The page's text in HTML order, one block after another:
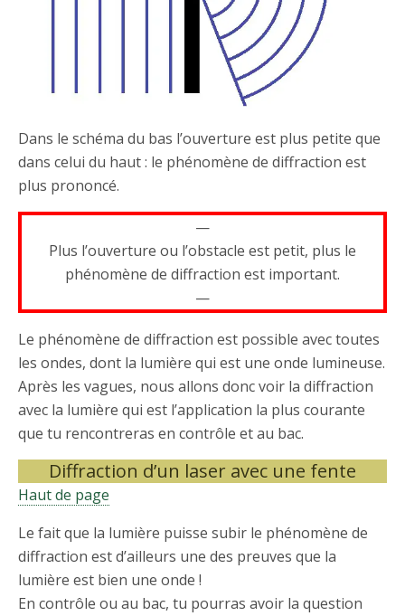
Dans le schéma du bas l’ouverture est plus petite que
dans celui du haut : le phénomène de diffraction est
plus prononcé.
—
Plus l’ouverture ou l’obstacle est petit, plus le
phénomène de diffraction est important.
—
Le phénomène de diffraction est possible avec toutes
les ondes, dont la lumière qui est une onde lumineuse.
Après les vagues, nous allons donc voir la diffraction
avec la lumière qui est l’application la plus courante
que tu rencontreras en contrôle et au bac.
Diffraction d’un laser avec une fente
Haut de page
Le fait que la lumière puisse subir le phénomène de
diffraction est d’ailleurs une des preuves que la
lumière est bien une onde !
En contrôle ou au bac, tu pourras avoir la question